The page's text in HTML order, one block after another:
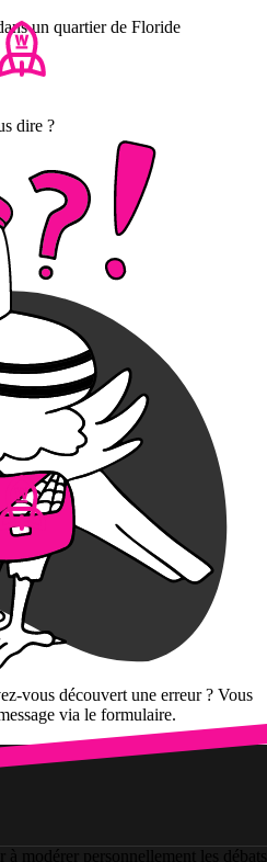
un quartier de Floride
dire ?
vous découvert une erreur ? Vous
via le formulaire.
modérer personnellement les débats